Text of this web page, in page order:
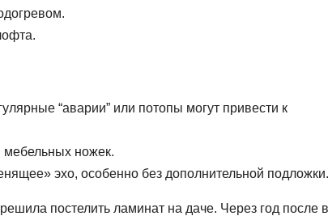
“аварии” или потопы могут привести к
мебельных ножек.
эхо, особенно без дополнительной подложки.
постелить ламинат на даче. Через год после